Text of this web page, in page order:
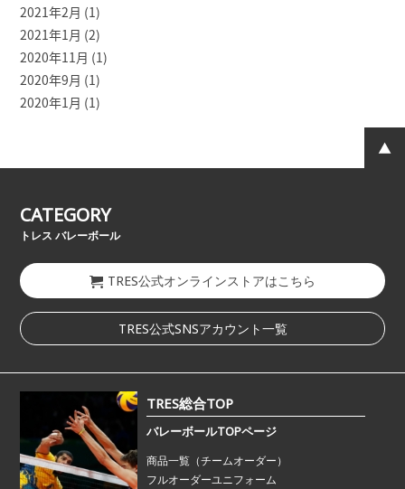
2021年2月 (1)
2021年1月 (2)
2020年11月 (1)
2020年9月 (1)
2020年1月 (1)
CATEGORY
トレス バレーボール
TRES公式オンラインストアはこちら
TRES公式SNSアカウント一覧
TRES総合TOP
バレーボールTOPページ
商品一覧（チームオーダー）
フルオーダーユニフォーム